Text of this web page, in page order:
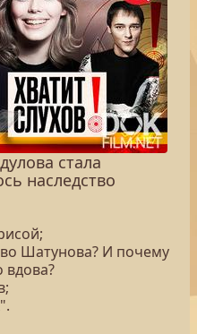
стала
наследство
Шатунова? И почему
вдова?